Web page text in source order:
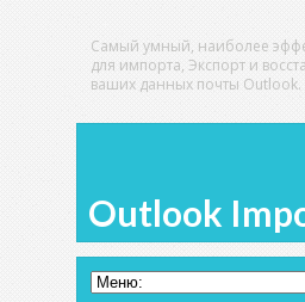
Самый умный, наиболее
для импорта, Экспорт и
ваших данных почты Outlook.
Outlook